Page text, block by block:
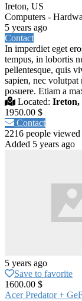
Ireton, US
Computers -
5 years ago
Contact
In imperdiet eget
tempus, in lobortis
pellentesque, quis
sapien, nec
posuere. Etiam a
Located: Ireton,
1950.00 $
Contact
2216 people viewed
Added 5 years ago
5 years ago
Save to favorite
1600.00 $
Acer Predator +